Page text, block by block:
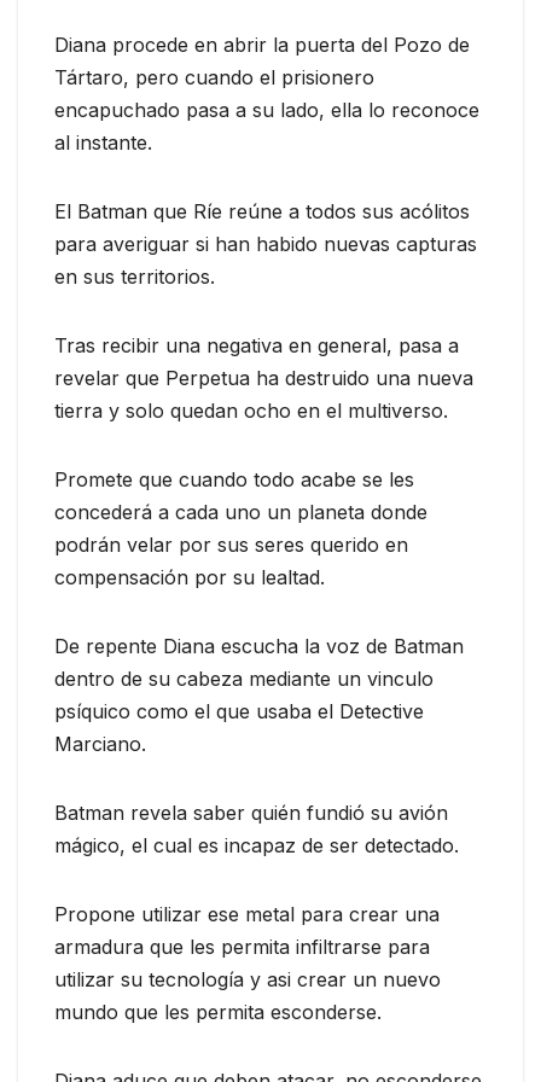
Diana procede en abrir la puerta del Pozo de
Tártaro, pero cuando el prisionero
encapuchado pasa a su lado, ella lo reconoce
al instante.
El Batman que Ríe reúne a todos sus acólitos
para averiguar si han habido nuevas capturas
en sus territorios.
Tras recibir una negativa en general, pasa a
revelar que Perpetua ha destruido una nueva
tierra y solo quedan ocho en el multiverso.
Promete que cuando todo acabe se les
concederá a cada uno un planeta donde
podrán velar por sus seres querido en
compensación por su lealtad.
De repente Diana escucha la voz de Batman
dentro de su cabeza mediante un vinculo
psíquico como el que usaba el Detective
Marciano.
Batman revela saber quién fundió su avión
mágico, el cual es incapaz de ser detectado.
Propone utilizar ese metal para crear una
armadura que les permita infiltrarse para
utilizar su tecnología y asi crear un nuevo
mundo que les permita esconderse.